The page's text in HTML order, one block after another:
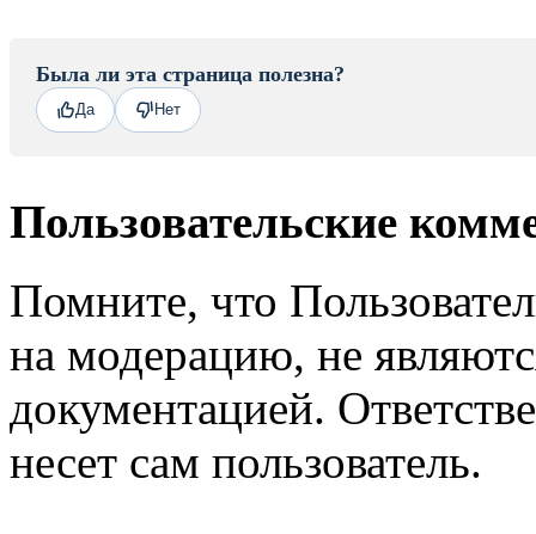
Была ли эта страница полезна?
Да Нет
Пользовательские
Помните, что
на модерацию, не
документацией.
несет сам пользователь.